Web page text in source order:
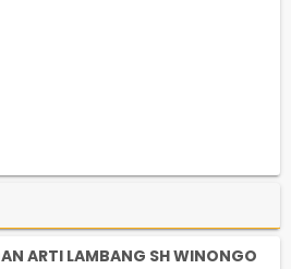
ARTI LAMBANG SH WINONGO